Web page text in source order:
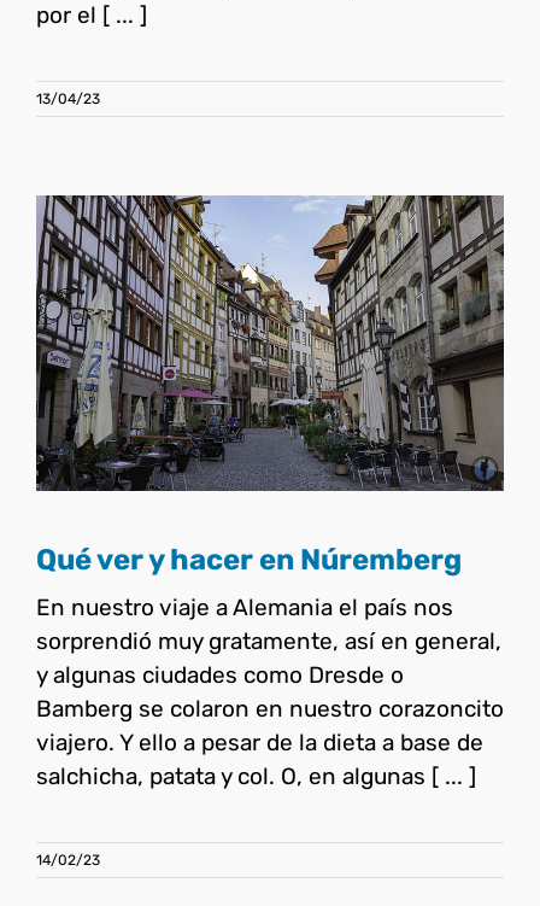
por el [ ... ]
13/04/23
Qué ver y hacer en
Núremberg
Alemania
Qué ver y hacer en Núremberg
En nuestro viaje a Alemania el país nos
sorprendió muy gratamente, así en general,
y algunas ciudades como Dresde o
Bamberg se colaron en nuestro corazoncito
viajero. Y ello a pesar de la dieta a base de
salchicha, patata y col. O, en algunas [ ... ]
14/02/23